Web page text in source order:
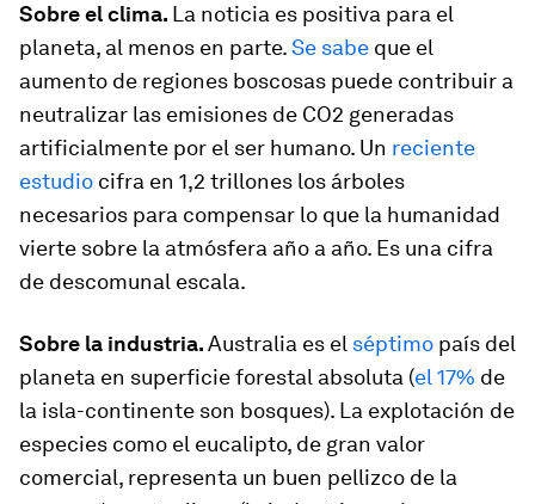
Sobre el clima. La noticia es positiva para el
planeta, al menos en parte.Se sabe que el
aumento de regiones boscosas puede contribuir a
neutralizar las emisiones de CO2 generadas
artificialmente por el ser humano. Un reciente
estudio cifra en 1,2 trillones los árboles
necesarios para compensar lo que la humanidad
vierte sobre la atmósfera año a año. Es una cifra
de descomunal escala.
Sobre la industria.Australia es el séptimo país del
planeta en superficie forestal absoluta (el 17% de
la isla-continente son bosques). La explotación de
especies como el eucalipto, de gran valor
comercial, representa un buen pellizco de la